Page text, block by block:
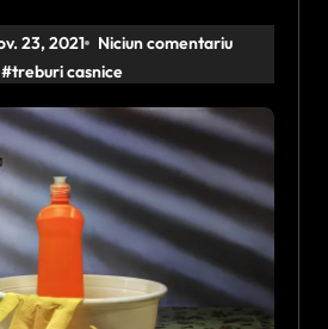
23, 2021
Niciun comentariu
#treburi casnice